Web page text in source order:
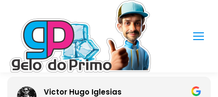
Victor Hugo Iglesias